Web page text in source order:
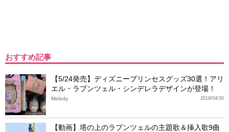
おすすめ記事
【5/24発売】ディズニープリンセスグッズ30選！アリ
エル・ラプンツェル・シンデレラデザインが登場！
2019/04/30
Melody
【動画】塔の上のラプンツェルの主題歌＆挿入歌9曲